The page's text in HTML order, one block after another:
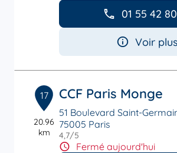
01 55 42
Voir plus
17
20.96
km
CCF Paris Monge
51 Boulevard Saint-
75005 Paris
4,7/5
Fermé aujourd'hui